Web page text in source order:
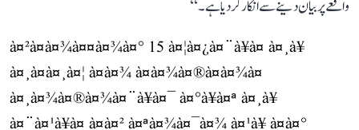
واقعے پر بیان دینے سے انکار کر دیا ہے۔‘‘
à¤²à¤à¤¾à¤¤à¤¾à¤° 15 à¤¦à¤¿à¤¨à¥à¤ à¤¸à¥
à¤¸à¤à¤¸à¤¦ à¤à¤¾ à¤à¤¾à¤®à¤à¤¾à¤
à¤¸à¤¾à¤®à¤¾à¤¨à¥à¤¯ à¤°à¥à¤ª à¤¸à¥
à¤¨à¤¹à¥à¤ à¤à¤² à¤ªà¤¾à¤¯à¤¾ à¤¹à¥ à¤à¤°